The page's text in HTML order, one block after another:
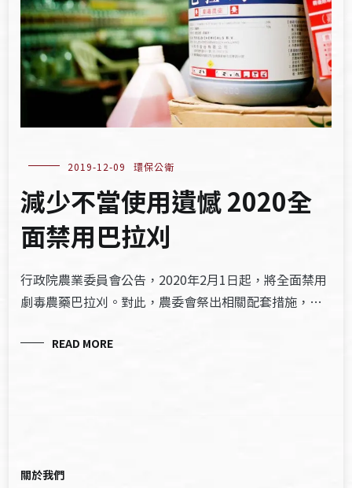
2019-12-09 環保公衛
減少不當使用遺憾 2020全
面禁用巴拉刈
行政院農業委員會公告，2020年2月1日起，將全面禁用
劇毒農藥巴拉刈。對此，農委會祭出相關配套措施，…
READ MORE
關於我們